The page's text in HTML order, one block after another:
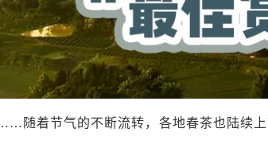
随着节气的不断流转，各地春茶也陆续